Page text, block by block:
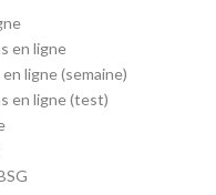
en ligne
ligne (semaine)
en ligne (test)